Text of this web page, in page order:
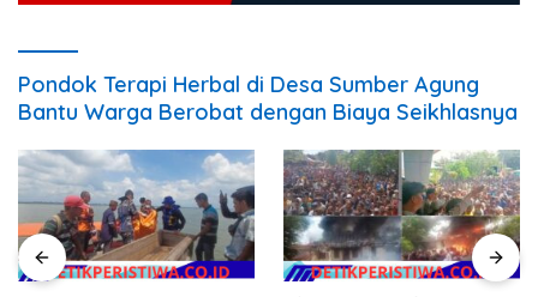
Pondok Terapi Herbal di Desa Sumber Agung
Bantu Warga Berobat dengan Biaya Seikhlasnya